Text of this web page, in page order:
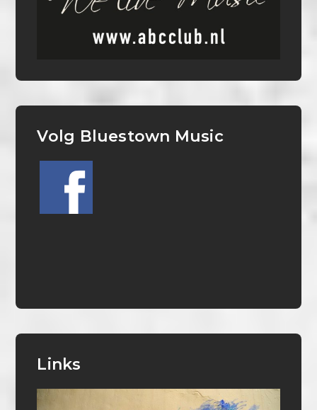
Volg Bluestown Music
Links